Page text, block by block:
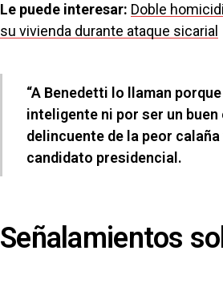
Le puede interesar: Doble
su vivienda durante ataque sicarial
“A Benedetti lo llaman
inteligente ni por ser un
delincuente de la peor
candidato presidencial.
Señalamientos